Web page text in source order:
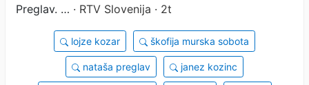
Preglav. … · RTV Slovenija · 2t
lojze kozar škofija murska sobota
nataša preglav janez kozinc